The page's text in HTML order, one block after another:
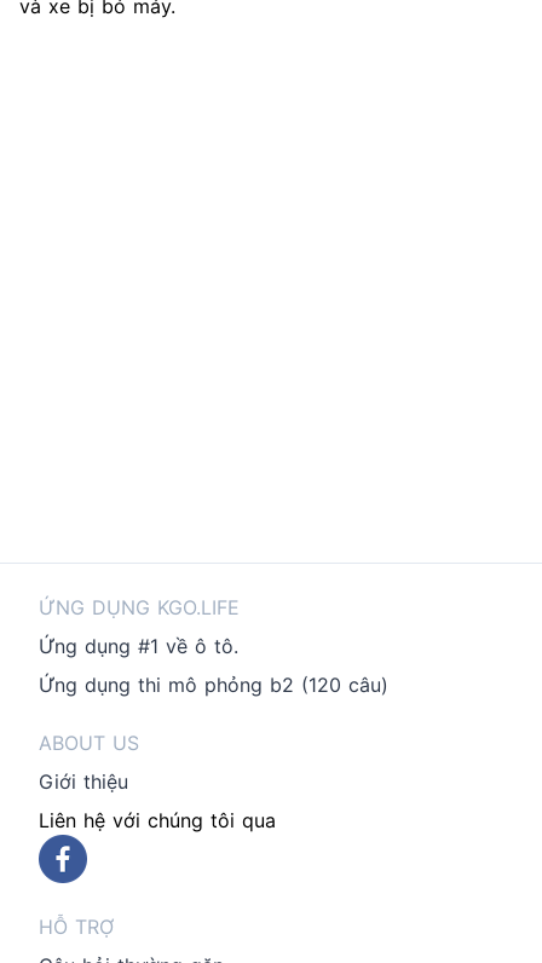
và xe bị bó máy.
ỨNG DỤNG KGO.LIFE
Ứng dụng #1 về ô tô.
Ứng dụng thi mô phỏng b2 (120 câu)
ABOUT US
Giới thiệu
Liên hệ với chúng tôi qua
HỖ TRỢ